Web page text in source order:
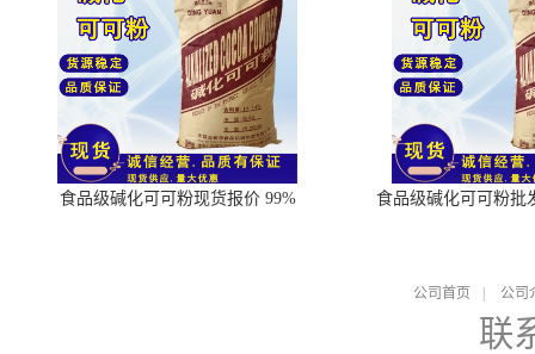
食品级碱化可可粉现货报价 99% 食品级碱化可可粉批
公司首页 公司
联